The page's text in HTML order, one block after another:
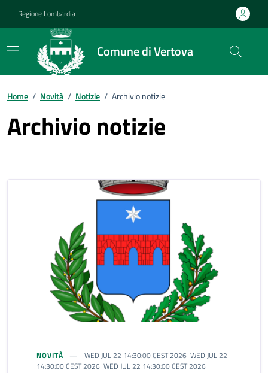
Regione Lombardia
Comune di Vertova
Home / Novità / Notizie / Archivio notizie
Archivio notizie
NOVITÀ
WED JUL 22 14:30:00 CEST 2026 WED JUL 22
14:30:00 CEST 2026 WED JUL 22 14:30:00 CEST 2026